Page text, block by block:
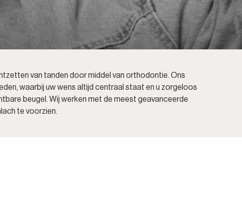
van tanden door middel van orthodontie. Ons
waarbij uw wens altijd centraal staat en u zorgeloos
beugel. Wij werken met de meest geavanceerde
te voorzien.